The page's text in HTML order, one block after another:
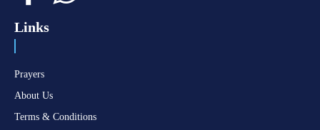
Links
Prayers
About Us
Terms & Conditions